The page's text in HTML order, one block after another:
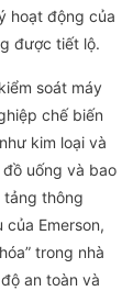
hoạt động của
được tiết lộ.
soát máy
chế biến
kim loại và
uống và bao
tảng thông
Emerson,
trong nhà
an toàn và